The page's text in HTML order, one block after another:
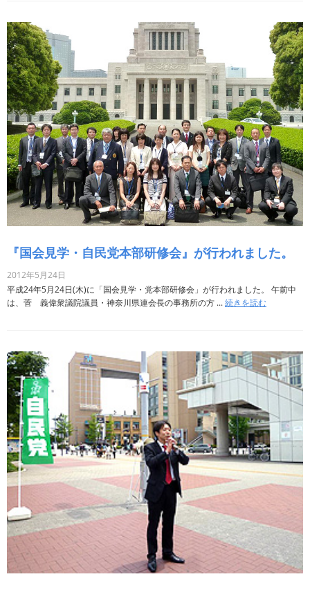
『国会見学・自民党本部研修会』が行われました。
2012年5月24日
平成24年5月24日(木)に「国会見学・党本部研修会」が行われました。 午前中
は、菅 義偉衆議院議員・神奈川県連会長の事務所の方 ...続きを読む